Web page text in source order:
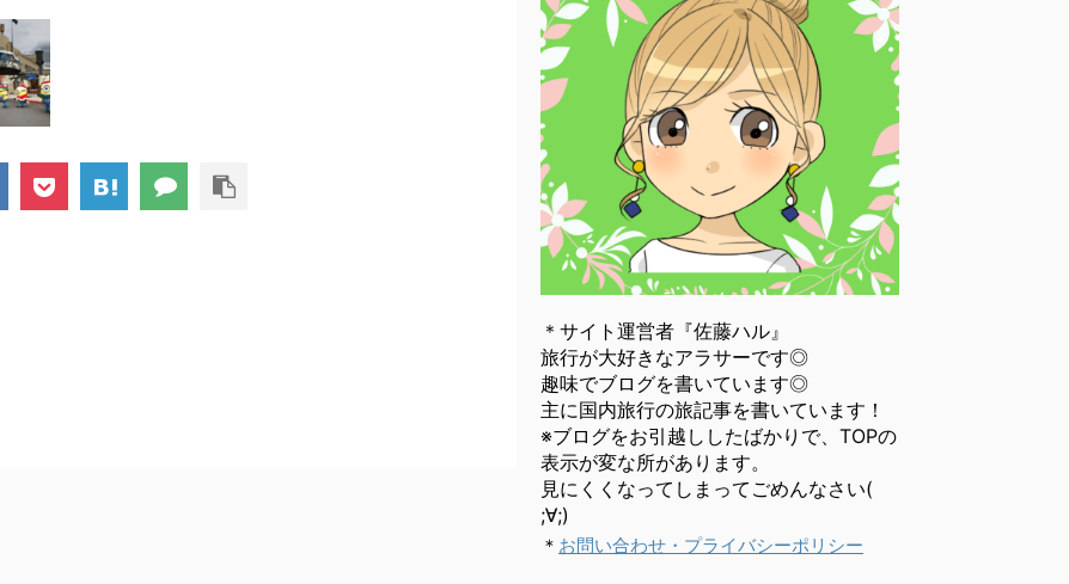
＊サイト運営者『佐藤ハル』
旅行が大好きなアラサーです◎
趣味でブログを書いています◎
主に国内旅行の旅記事を書いています！
※ブログをお引越ししたばかりで、TOPの
表示が変な所があります。
見にくくなってしまってごめんなさい(
;∀;)
＊ お問い合わせ・プライバシーポリシー